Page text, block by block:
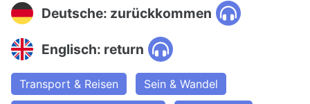
Deutsche: zurückkommen
Englisch: return
Transport & Reisen
Sein & Wandel